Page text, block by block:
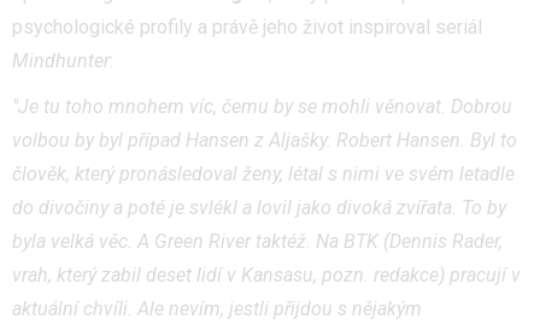
psychologické profily a právě jeho život inspiroval seriál
Mindhunter:
"Je tu toho mnohem víc, čemu by se mohli věnovat. Dobrou
volbou by byl případ Hansen z Aljašky. Robert Hansen. Byl to
člověk, který pronásledoval ženy, létal s nimi ve svém letadle
do divočiny a poté je svlékl a lovil jako divoká zvířata. To by
byla velká věc. A Green River taktéž. Na BTK (Dennis Rader,
vrah, který zabil deset lidí v Kansasu, pozn. redakce) pracují v
aktuální chvíli. Ale nevím, jestli přijdou s nějakým